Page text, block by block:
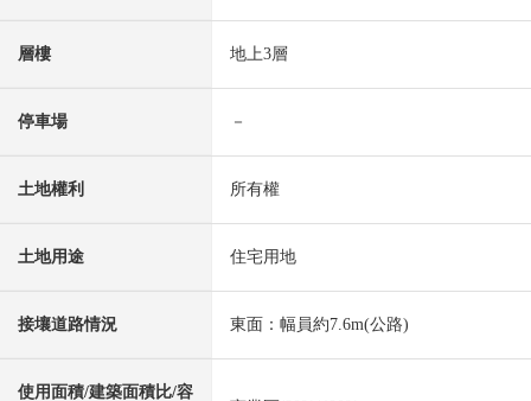
層樓 地上3層
停車場 －
土地權利 所有權
土地用途 住宅用地
接壤道路情況 東面：幅員約7.6m(公路)
使用面積/建築面積比/容